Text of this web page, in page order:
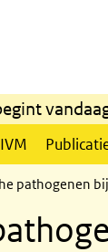
pathogenen